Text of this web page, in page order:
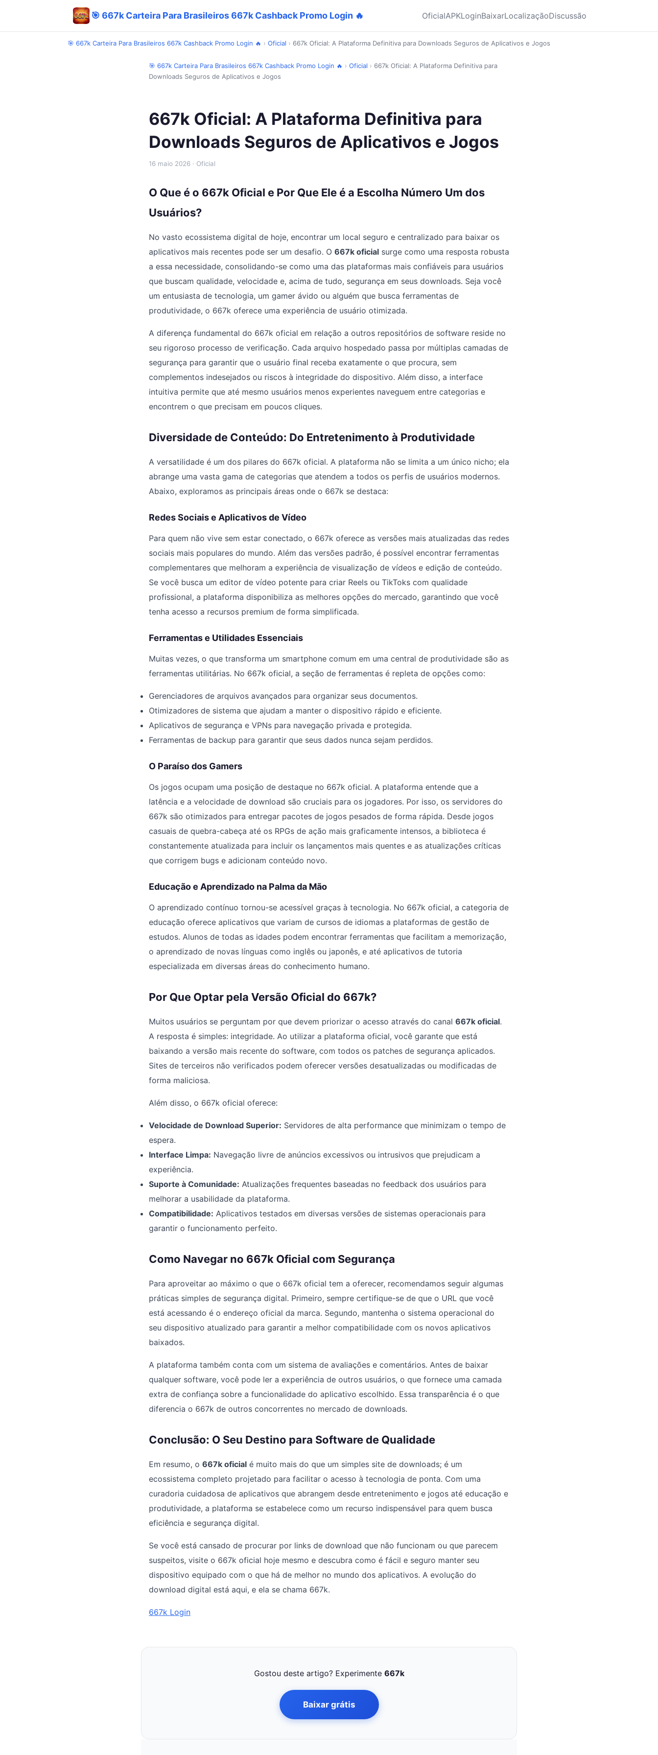
🎯 667k Carteira Para Brasileiros 667k Cashback Promo Login 🔥 OficialAPKLoginBaixarLocalizaçãoDiscussão
🎯 667k Carteira Para Brasileiros 667k Cashback Promo Login 🔥 › Oficial › 667k Oficial: A Plataforma Definitiva para Downloads Seguros de Aplicativos e Jogos
🎯 667k Carteira Para Brasileiros 667k Cashback Promo Login 🔥 › Oficial › 667k Oficial: A Plataforma Definitiva para
Downloads Seguros de Aplicativos e Jogos
667k Oficial: A Plataforma Definitiva para
Downloads Seguros de Aplicativos e Jogos
16 maio 2026 · Oficial
O Que é o 667k Oficial e Por Que Ele é a Escolha Número Um dos
Usuários?
No vasto ecossistema digital de hoje, encontrar um local seguro e centralizado para baixar os
aplicativos mais recentes pode ser um desafio. O 667k oficial surge como uma resposta robusta
a essa necessidade, consolidando-se como uma das plataformas mais confiáveis para usuários
que buscam qualidade, velocidade e, acima de tudo, segurança em seus downloads. Seja você
um entusiasta de tecnologia, um gamer ávido ou alguém que busca ferramentas de
produtividade, o 667k oferece uma experiência de usuário otimizada.
A diferença fundamental do 667k oficial em relação a outros repositórios de software reside no
seu rigoroso processo de verificação. Cada arquivo hospedado passa por múltiplas camadas de
segurança para garantir que o usuário final receba exatamente o que procura, sem
complementos indesejados ou riscos à integridade do dispositivo. Além disso, a interface
intuitiva permite que até mesmo usuários menos experientes naveguem entre categorias e
encontrem o que precisam em poucos cliques.
Diversidade de Conteúdo: Do Entretenimento à Produtividade
A versatilidade é um dos pilares do 667k oficial. A plataforma não se limita a um único nicho; ela
abrange uma vasta gama de categorias que atendem a todos os perfis de usuários modernos.
Abaixo, exploramos as principais áreas onde o 667k se destaca:
Redes Sociais e Aplicativos de Vídeo
Para quem não vive sem estar conectado, o 667k oferece as versões mais atualizadas das redes
sociais mais populares do mundo. Além das versões padrão, é possível encontrar ferramentas
complementares que melhoram a experiência de visualização de vídeos e edição de conteúdo.
Se você busca um editor de vídeo potente para criar Reels ou TikToks com qualidade
profissional, a plataforma disponibiliza as melhores opções do mercado, garantindo que você
tenha acesso a recursos premium de forma simplificada.
Ferramentas e Utilidades Essenciais
Muitas vezes, o que transforma um smartphone comum em uma central de produtividade são as
ferramentas utilitárias. No 667k oficial, a seção de ferramentas é repleta de opções como:
Gerenciadores de arquivos avançados para organizar seus documentos.
Otimizadores de sistema que ajudam a manter o dispositivo rápido e eficiente.
Aplicativos de segurança e VPNs para navegação privada e protegida.
Ferramentas de backup para garantir que seus dados nunca sejam perdidos.
O Paraíso dos Gamers
Os jogos ocupam uma posição de destaque no 667k oficial. A plataforma entende que a
latência e a velocidade de download são cruciais para os jogadores. Por isso, os servidores do
667k são otimizados para entregar pacotes de jogos pesados de forma rápida. Desde jogos
casuais de quebra-cabeça até os RPGs de ação mais graficamente intensos, a biblioteca é
constantemente atualizada para incluir os lançamentos mais quentes e as atualizações críticas
que corrigem bugs e adicionam conteúdo novo.
Educação e Aprendizado na Palma da Mão
O aprendizado contínuo tornou-se acessível graças à tecnologia. No 667k oficial, a categoria de
educação oferece aplicativos que variam de cursos de idiomas a plataformas de gestão de
estudos. Alunos de todas as idades podem encontrar ferramentas que facilitam a memorização,
o aprendizado de novas línguas como inglês ou japonês, e até aplicativos de tutoria
especializada em diversas áreas do conhecimento humano.
Por Que Optar pela Versão Oficial do 667k?
Muitos usuários se perguntam por que devem priorizar o acesso através do canal 667k oficial.
A resposta é simples: integridade. Ao utilizar a plataforma oficial, você garante que está
baixando a versão mais recente do software, com todos os patches de segurança aplicados.
Sites de terceiros não verificados podem oferecer versões desatualizadas ou modificadas de
forma maliciosa.
Além disso, o 667k oficial oferece:
Velocidade de Download Superior: Servidores de alta performance que minimizam o tempo de
espera.
Interface Limpa: Navegação livre de anúncios excessivos ou intrusivos que prejudicam a
experiência.
Suporte à Comunidade: Atualizações frequentes baseadas no feedback dos usuários para
melhorar a usabilidade da plataforma.
Compatibilidade: Aplicativos testados em diversas versões de sistemas operacionais para
garantir o funcionamento perfeito.
Como Navegar no 667k Oficial com Segurança
Para aproveitar ao máximo o que o 667k oficial tem a oferecer, recomendamos seguir algumas
práticas simples de segurança digital. Primeiro, sempre certifique-se de que o URL que você
está acessando é o endereço oficial da marca. Segundo, mantenha o sistema operacional do
seu dispositivo atualizado para garantir a melhor compatibilidade com os novos aplicativos
baixados.
A plataforma também conta com um sistema de avaliações e comentários. Antes de baixar
qualquer software, você pode ler a experiência de outros usuários, o que fornece uma camada
extra de confiança sobre a funcionalidade do aplicativo escolhido. Essa transparência é o que
diferencia o 667k de outros concorrentes no mercado de downloads.
Conclusão: O Seu Destino para Software de Qualidade
Em resumo, o 667k oficial é muito mais do que um simples site de downloads; é um
ecossistema completo projetado para facilitar o acesso à tecnologia de ponta. Com uma
curadoria cuidadosa de aplicativos que abrangem desde entretenimento e jogos até educação e
produtividade, a plataforma se estabelece como um recurso indispensável para quem busca
eficiência e segurança digital.
Se você está cansado de procurar por links de download que não funcionam ou que parecem
suspeitos, visite o 667k oficial hoje mesmo e descubra como é fácil e seguro manter seu
dispositivo equipado com o que há de melhor no mundo dos aplicativos. A evolução do
download digital está aqui, e ela se chama 667k.
667k Login
Gostou deste artigo? Experimente 667k
Baixar grátis